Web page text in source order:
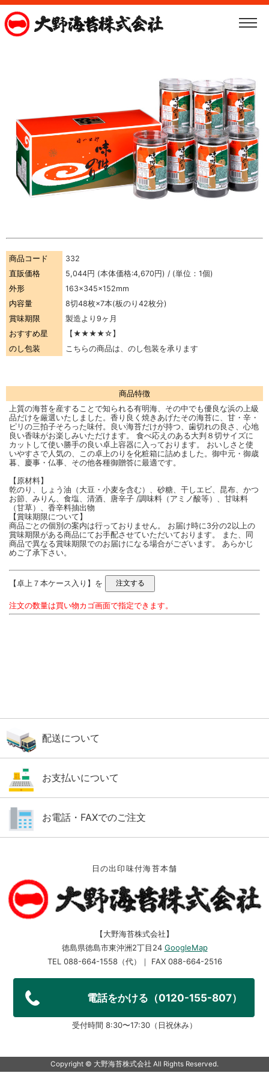
商品コード
332
直販価格
5,044円 (本体価格:4,670円) / (単位：1個)
外形
163×345×152mm
内容量
8切48枚×7本(板のり42枚分)
賞味期限
製造より9ヶ月
おすすめ星
【★★★★☆】
のし包装
こちらの商品は、のし包装を承ります
商品特徴
上質の海苔を産することで知られる有明海、その中でも優良な浜の上級
品だけを厳選いたしました。香り良く焼きあげたその海苔に、甘・辛・
ピリの三拍子そろった味付。良い海苔だけが持つ、歯切れの良さ、心地
良い香味がお楽しみいただけます。 食べ応えのある大判８切サイズに
カットして使い勝手の良い卓上容器に入っております。 おいしさと使
いやすさで人気の、この卓上のりを化粧箱に詰めました。御中元・御歳
暮、慶事・仏事、その他各種御贈答に最適です。
【原材料】
乾のり、しょう油（大豆・小麦を含む）、砂糖、干しエビ、昆布、かつ
お節、みりん、食塩、清酒、唐辛子 /調味料（アミノ酸等）、甘味料
（甘草）、香辛料抽出物
【賞味期限について】
商品ごとの個別の案内は行っておりません。 お届け時に3分の2以上の
賞味期限がある商品にてお手配させていただいております。 また、同
商品で異なる賞味期限でのお届けになる場合がございます。 あらかじ
めご了承下さい。
【卓上７本ケース入り】を
注文の数量は買い物カゴ画面で指定できます。
配送について
お支払いについて
お電話・FAXでのご注文
日の出印味付海苔本舗
【大野海苔株式会社】
徳島県徳島市東沖洲2丁目24 GoogleMap
TEL 088-664-1558（代）｜ FAX 088-664-2516
電話をかける（0120-155-807）
受付時間 8:30〜17:30（日祝休み）
Copyright ©︎ 大野海苔株式会社 All Rights Reserved.